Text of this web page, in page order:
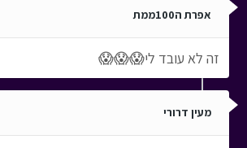
אפרת ה100ממת
זה לא עובד לי😱😱😱
מעין דרורי